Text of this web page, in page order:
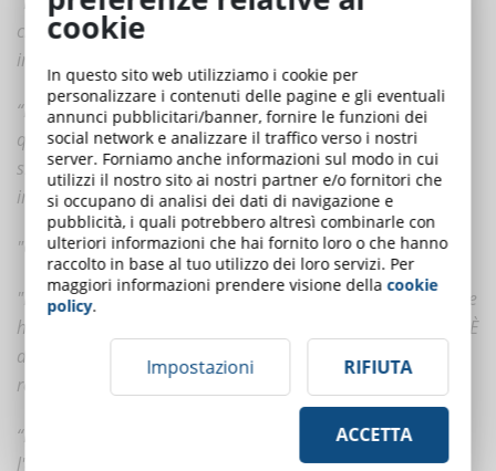
chiamato nell'ufficio del preside a scuola, anche solo
immaginandolo."
“E quella reazione emotiva è parte di ciò che fa funzionare
questo approccio. Cala le persone nella storia in modo che
siano più coinvolte durante il corso, oltre a rendere le
informazioni apprese più memorabili. "
"Ok, inizio a capire la sua idea."
"Benissimo. Torniamo alla valutazione. Prima mi diceva che
ha bisogno che i dipendenti siano consapevoli della policy. È
davvero questo l'obiettivo o volete ridurre il numero di
reclami e non conformità?”
“Beh, ovviamente vogliamo ridurre i reclami. Questo è
l'obiettivo finale"
cookie
In questo sito web utilizziamo i cookie per
personalizzare i contenuti delle pagine e gli eventuali
annunci pubblicitari/banner, fornire le funzioni dei
social network e analizzare il traffico verso i nostri
server. Forniamo anche informazioni sul modo in cui
utilizzi il nostro sito ai nostri partner e/o fornitori che
si occupano di analisi dei dati di navigazione e
pubblicità, i quali potrebbero altresì combinarle con
ulteriori informazioni che hai fornito loro o che hanno
raccolto in base al tuo utilizzo dei loro servizi. Per
maggiori informazioni prendere visione dellacookie
policy.
Impostazioni RIFIUTA
ACCETTA